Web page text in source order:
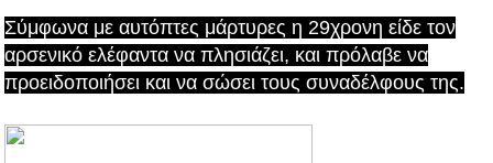
Σύμφωνα με αυτόπτες μάρτυρες η 29χρονη είδε τον
αρσενικό ελέφαντα να πλησιάζει, και πρόλαβε να
προειδοποιήσει και να σώσει τους συναδέλφους της.